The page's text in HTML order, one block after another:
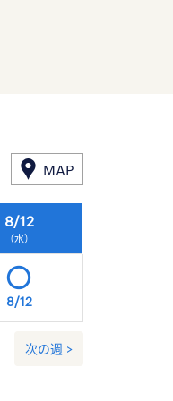
MAP
8/12
（水）
8/12
次の週 >